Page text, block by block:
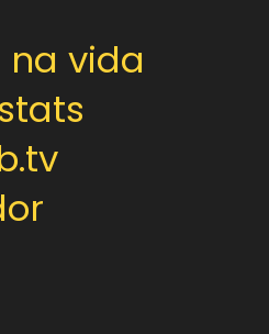
na vida